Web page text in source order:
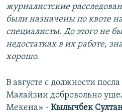
журналистские
были назначены по квоте
специалисты. До этого не
недостатках в их работе,
хорошо.
В августе с должности
Малайзии добровольно
Мекена» - Кылычбек